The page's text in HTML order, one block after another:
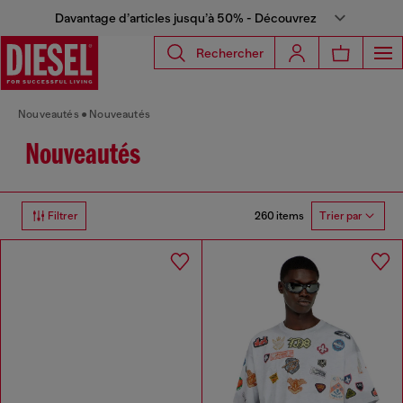
Davantage d’articles jusqu’à 50% - Découvrez
Rechercher
Nouveautés Nouveautés
Nouveautés
Filtrer 260 items Trier par